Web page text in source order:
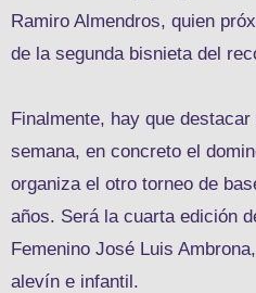
Ramiro Almendros, quien
de la segunda bisnieta del
Finalmente, hay que
semana, en concreto el
organiza el otro torneo de
años. Será la cuarta edición
Femenino José Luis
alevín e infantil.